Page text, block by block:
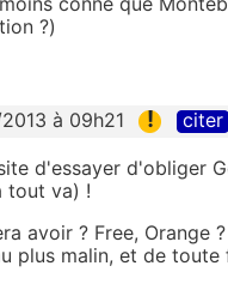
?)
à 09h21 ! citer
d'essayer d'obliger
tout va) !
avoir ? Free, Orange
plus malin, et de